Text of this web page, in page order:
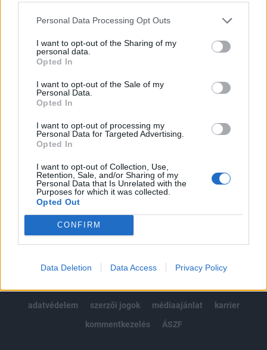
Personal Data Processing Opt Outs
I want to opt-out of the Sharing of my
personal data.
Opted In
I want to opt-out of the Sale of my
Personal Data.
Opted In
I want to opt-out of processing my
Personal Data for Targeted Advertising.
Opted In
I want to opt-out of Collection, Use,
Retention, Sale, and/or Sharing of my
Personal Data that Is Unrelated with the
Purposes for which it was collected.
Opted Out
CONFIRM
Data Deletion Data Access Privacy Policy
A keresett cikk a portfolio.hu hírarchívumához
tartozik, melynek olvasása előfizetéses
Az előfizetés a következőket tartalmazza:
Kötéslisták: BÉT elmúlt 2 év napon belüli
kötéslistái
Előfizetés
MÁR ELŐFIZETŐNK VAGY?BEJELENTKEZÉS
© 2026 Portfolio
adatvédelem
szerzői jogok médiaajánlat
karrier
kommentkezelés
ÁSZF